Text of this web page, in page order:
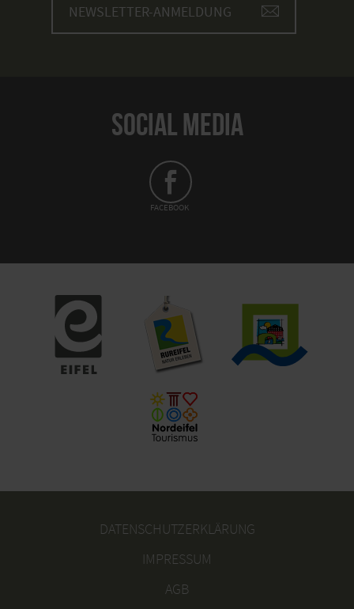
NEWSLETTER-ANMELDUNG
SOCIAL MEDIA
FACEBOOK
DATENSCHUTZERKLÄRUNG
IMPRESSUM
AGB